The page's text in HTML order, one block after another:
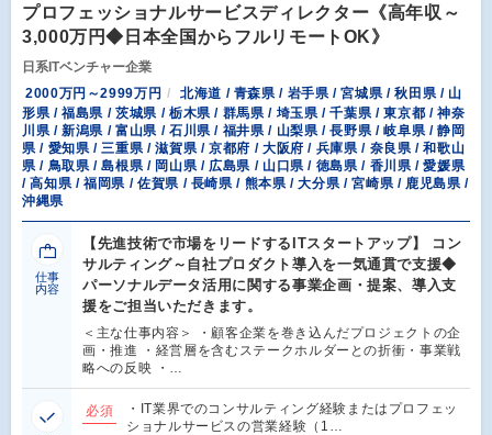
プロフェッショナルサービスディレクター《高年収～
3,000万円◆日本全国からフルリモートOK》
日系ITベンチャー企業
2000万円～2999万円
北海道 / 青森県 / 岩手県 / 宮城県 / 秋田県 / 山
形県 / 福島県 / 茨城県 / 栃木県 / 群馬県 / 埼玉県 / 千葉県 / 東京都 / 神奈
川県 / 新潟県 / 富山県 / 石川県 / 福井県 / 山梨県 / 長野県 / 岐阜県 / 静岡
県 / 愛知県 / 三重県 / 滋賀県 / 京都府 / 大阪府 / 兵庫県 / 奈良県 / 和歌山
県 / 鳥取県 / 島根県 / 岡山県 / 広島県 / 山口県 / 徳島県 / 香川県 / 愛媛県
/ 高知県 / 福岡県 / 佐賀県 / 長崎県 / 熊本県 / 大分県 / 宮崎県 / 鹿児島県 /
沖縄県
仕事
内容
【先進技術で市場をリードするITスタートアップ】 コン
サルティング～自社プロダクト導入を一気通貫で支援◆
パーソナルデータ活用に関する事業企画・提案、導入支
援をご担当いただきます。
＜主な仕事内容＞ ・顧客企業を巻き込んだプロジェクトの企
画・推進 ・経営層を含むステークホルダーとの折衝・事業戦
略への反映 ・…
必須
・IT業界でのコンサルティング経験またはプロフェッ
ショナルサービスの営業経験（1…